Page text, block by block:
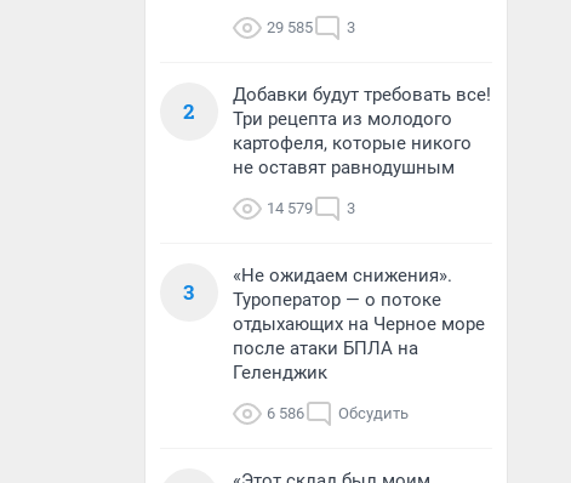
29 585 3
2
Добавки будут требовать все!
Три рецепта из молодого
картофеля, которые никого
не оставят равнодушным
14 579 3
3
«Не ожидаем снижения».
Туроператор — о потоке
отдыхающих на Черное море
после атаки БПЛА на
Геленджик
6 586 Обсудить